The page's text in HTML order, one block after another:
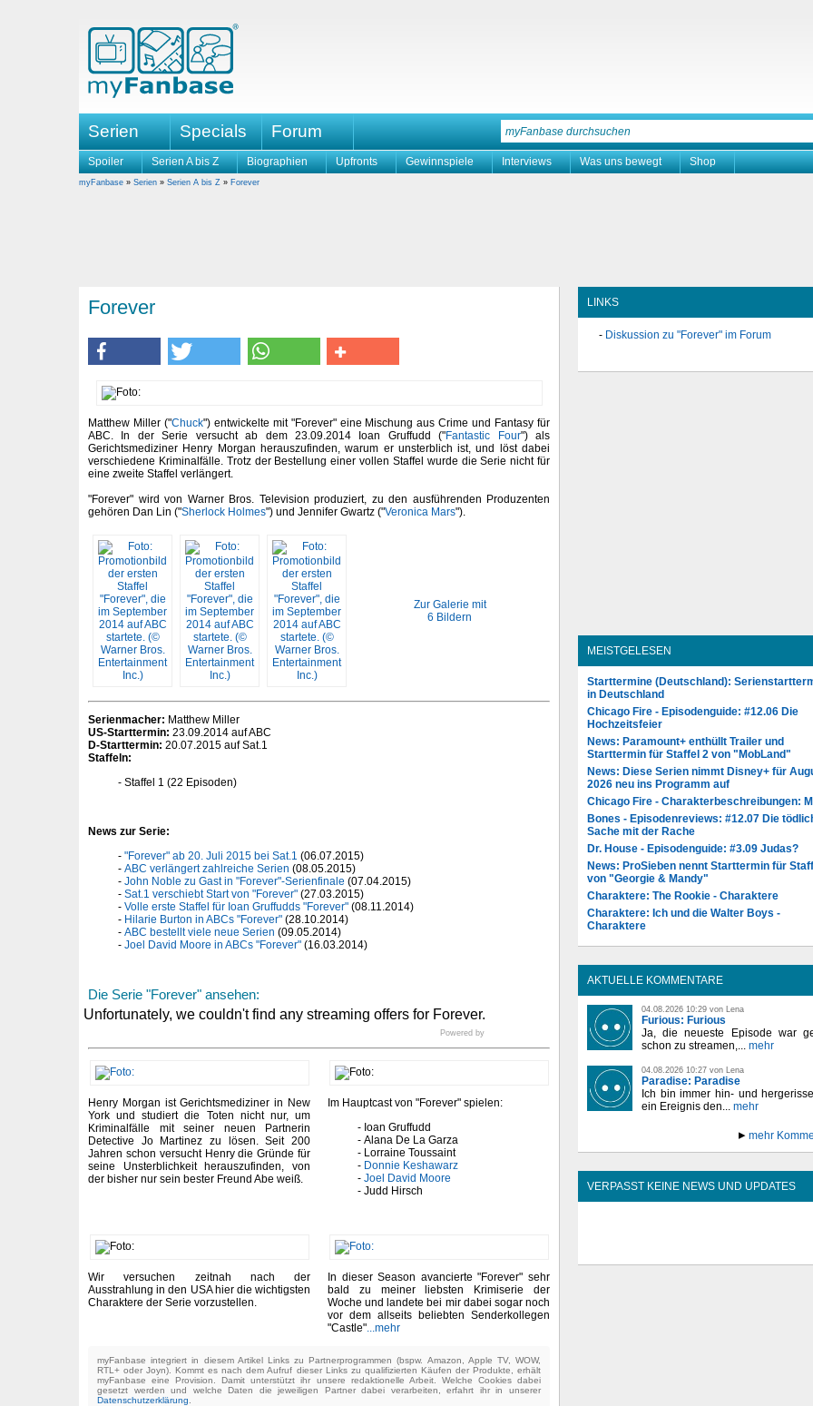
Serien Specials Forum
Spoiler Serien A bis Z Biographien Upfronts Gewinnspiele Interviews Was uns bewegt Shop
myFanbase » Serien » Serien A bis Z » Forever
Forever
Matthew Miller ("Chuck") entwickelte mit "Forever" eine Mischung aus Crime und Fantasy für
ABC. In der Serie versucht ab dem 23.09.2014 Ioan Gruffudd ("Fantastic Four") als
Gerichtsmediziner Henry Morgan herauszufinden, warum er unsterblich ist, und löst dabei
verschiedene Kriminalfälle. Trotz der Bestellung einer vollen Staffel wurde die Serie nicht für
eine zweite Staffel verlängert.
"Forever" wird von Warner Bros. Television produziert, zu den ausführenden Produzenten
gehören Dan Lin ("Sherlock Holmes") und Jennifer Gwartz ("Veronica Mars").
Zur Galerie mit
6 Bildern
Serienmacher: Matthew Miller
US-Starttermin: 23.09.2014 auf ABC
D-Starttermin: 20.07.2015 auf Sat.1
Staffeln:
Staffel 1 (22 Episoden)
News zur Serie:
"Forever" ab 20. Juli 2015 bei Sat.1 (06.07.2015)
ABC verlängert zahlreiche Serien (08.05.2015)
John Noble zu Gast in "Forever"-Serienfinale (07.04.2015)
Sat.1 verschiebt Start von "Forever" (27.03.2015)
Volle erste Staffel für Ioan Gruffudds "Forever" (08.11.2014)
Hilarie Burton in ABCs "Forever" (28.10.2014)
ABC bestellt viele neue Serien (09.05.2014)
Joel David Moore in ABCs "Forever" (16.03.2014)
Die Serie "Forever" ansehen:
Powered by
Henry Morgan ist Gerichtsmediziner in New
York und studiert die Toten nicht nur, um
Kriminalfälle mit seiner neuen Partnerin
Detective Jo Martinez zu lösen. Seit 200
Jahren schon versucht Henry die Gründe für
seine Unsterblichkeit herauszufinden, von
der bisher nur sein bester Freund Abe weiß.
Im Hauptcast von "Forever" spielen:
Ioan Gruffudd
Alana De La Garza
Lorraine Toussaint
Donnie Keshawarz
Joel David Moore
Judd Hirsch
Wir versuchen zeitnah nach der
Ausstrahlung in den USA hier die wichtigsten
Charaktere der Serie vorzustellen.
In dieser Season avancierte "Forever" sehr
bald zu meiner liebsten Krimiserie der
Woche und landete bei mir dabei sogar noch
vor dem allseits beliebten Senderkollegen
"Castle"...mehr
myFanbase integriert in diesem Artikel Links zu Partnerprogrammen (bspw. Amazon, Apple TV, WOW,
RTL+ oder Joyn). Kommt es nach dem Aufruf dieser Links zu qualifizierten Käufen der Produkte, erhält
myFanbase eine Provision. Damit unterstützt ihr unsere redaktionelle Arbeit. Welche Cookies dabei
gesetzt werden und welche Daten die jeweiligen Partner dabei verarbeiten, erfahrt ihr in unserer
Datenschutzerklärung
LINKS
Diskussion zu "Forever" im Forum
MEISTGELESEN
Starttermine (Deutschland):
in Deutschland
Chicago Fire - Episodenguide: #12.06 Die
Hochzeitsfeier
News: Paramount+ enthüllt Trailer und
Starttermin für Staffel 2 von "MobLand"
News: Diese Serien nimmt Disney+ für
2026 neu ins Programm auf
Chicago Fire - Charakterbeschreibungen:
Bones - Episodenreviews: #12.07 Die
Sache mit der Rache
Dr. House - Episodenguide: #3.09 Judas?
News: ProSieben nennt Starttermin für
von "Georgie & Mandy"
Charaktere: The Rookie - Charaktere
Charaktere: Ich und die Walter Boys -
Charaktere
AKTUELLE KOMMENTARE
04.08.2026 10:29 von Lena
Furious: Furious
Ja, die neueste Episode war
schon zu streamen,... mehr
04.08.2026 10:27 von Lena
Paradise: Paradise
Ich bin immer hin- und
ein Ereignis den... mehr
mehr
VERPASST KEINE NEWS UND UPDATES